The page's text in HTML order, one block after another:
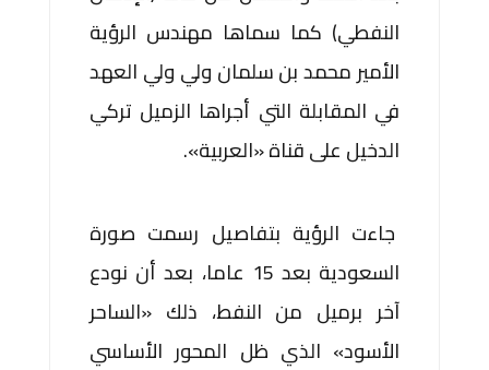
النفطي) كما سماها مهندس الرؤية
الأمير محمد بن سلمان ولي ولي العهد
في المقابلة التي أجراها الزميل تركي
الدخيل على قناة «العربية».
جاءت الرؤية بتفاصيل رسمت صورة
السعودية بعد 15 عاما، بعد أن نودع
آخر برميل من النفط، ذلك «الساحر
الأسود» الذي ظل المحور الأساسي